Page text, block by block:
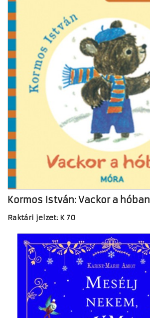
Kormos István: Vackor a hóban
Raktári jelzet: K 70